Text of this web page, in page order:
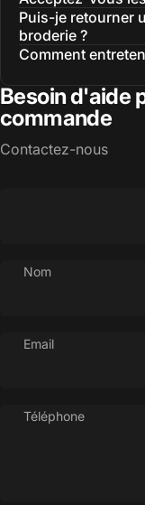
Puis-je retourner
broderie ?
Comment
Besoin d'aide
commande
Contactez-nous
Nom
Email
Téléphone